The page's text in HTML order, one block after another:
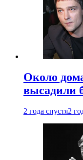
Около
высадили
2 года спустя2